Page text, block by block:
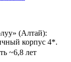
(Алтай):
корпус 4*.
~6,8 лет